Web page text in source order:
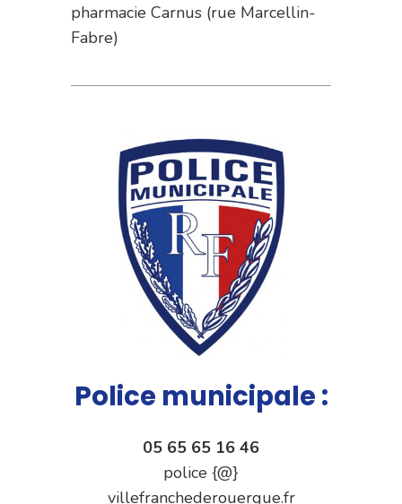
pharmacie Carnus (rue Marcellin-
Fabre)
Police municipale :
05 65 65 16 46
police {@}
villefranchederouergue.fr